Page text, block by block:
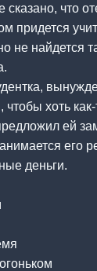
сказано, что
придется
не найдется
хоть
ей
его
деньги.